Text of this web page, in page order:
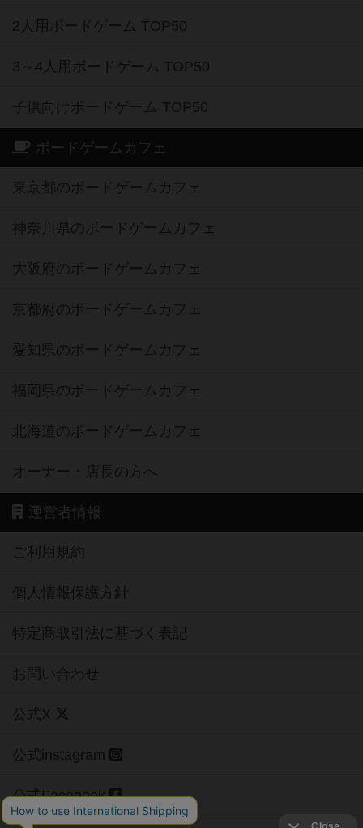
2人用ボードゲーム TOP50
3～4人用ボードゲーム TOP50
子供向けボードゲーム TOP50
ボードゲームカフェ
東京都のボードゲームカフェ
神奈川県のボードゲームカフェ
大阪府のボードゲームカフェ
京都府のボードゲームカフェ
愛知県のボードゲームカフェ
福岡県のボードゲームカフェ
北海道のボードゲームカフェ
オーナー・店長の方へ
運営者情報
ご利用規約
個人情報保護方針
特定商取引法に基づく表記
お問い合わせ
公式X
公式instagram
公式Facebook